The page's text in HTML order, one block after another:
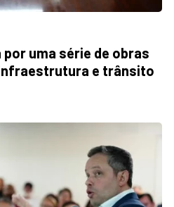
por uma série de obras
e trânsito